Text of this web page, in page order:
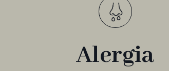
Alergia